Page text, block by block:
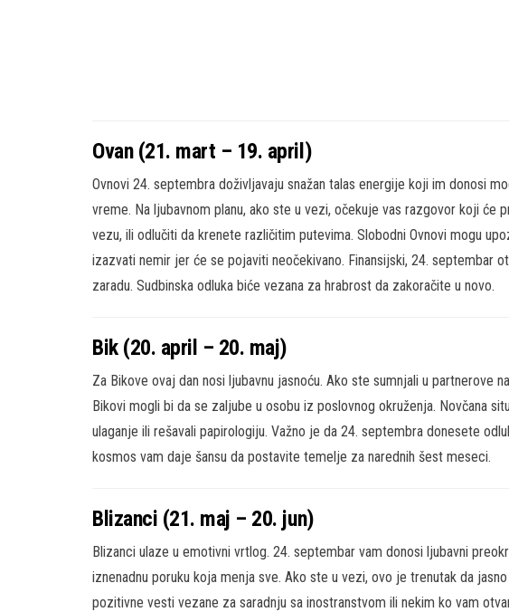
Ovan (21. mart – 19. april)
Ovnovi 24. septembra doživljavaju snažan talas energije koji im donosi
vreme. Na ljubavnom planu, ako ste u vezi, očekuje vas razgovor koji će
vezu, ili odlučiti da krenete različitim putevima. Slobodni Ovnovi mogu
izazvati nemir jer će se pojaviti neočekivano. Finansijski, 24. septembar
zaradu. Sudbinska odluka biće vezana za hrabrost da zakoračite u novo.
Bik (20. april – 20. maj)
Za Bikove ovaj dan nosi ljubavnu jasnoću. Ako ste sumnjali u partnerove
Bikovi mogli bi da se zaljube u osobu iz poslovnog okruženja. Novčana
ulaganje ili rešavali papirologiju. Važno je da 24. septembra donesete
kosmos vam daje šansu da postavite temelje za narednih šest meseci.
Blizanci (21. maj – 20. jun)
Blizanci ulaze u emotivni vrtlog. 24. septembar vam donosi ljubavni
iznenadnu poruku koja menja sve. Ako ste u vezi, ovo je trenutak da
pozitivne vesti vezane za saradnju sa inostranstvom ili nekim ko vam